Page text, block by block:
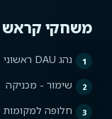
משחקי
נהג DAU ראשוני
שימור - מכניקה
חלופה למקומות